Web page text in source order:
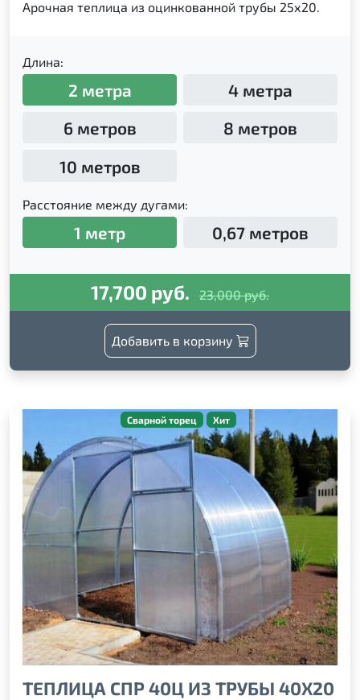
Арочная теплица из оцинкованной трубы 25х20.
Длина:
2 метра
4 метра
6 метров
8 метров
10 метров
Расстояние между дугами:
1 метр 0,67 метров
17,700 руб. 23,000 руб.
Добавить в корзину
Сварной торец Хит
ТЕПЛИЦА СПР 40Ц ИЗ ТРУБЫ 40Х20